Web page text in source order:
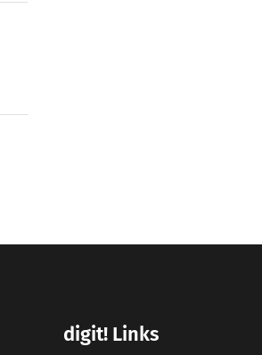
digit! Links